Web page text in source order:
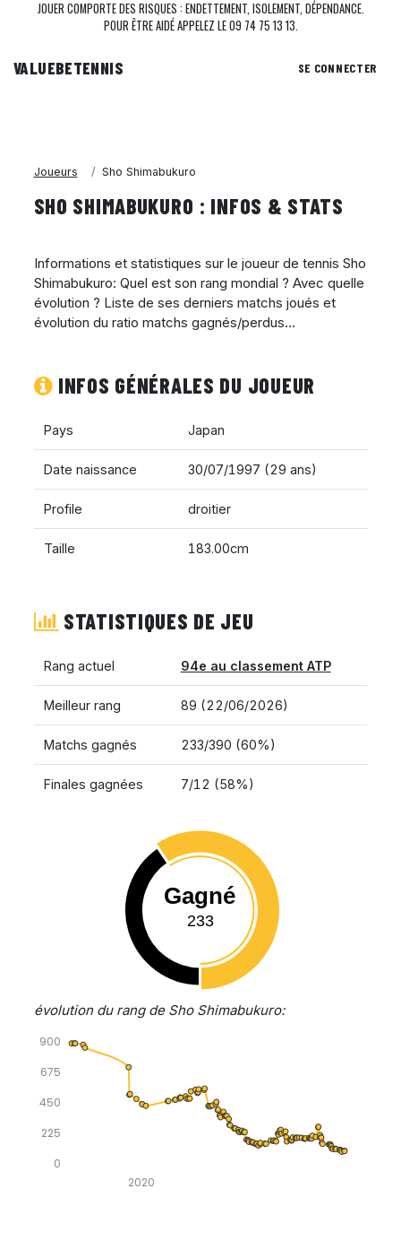
JOUER COMPORTE DES RISQUES : ENDETTEMENT, ISOLEMENT, DÉPENDANCE.
POUR ÊTRE AIDÉ APPELEZ LE 09 74 75 13 13.
VALUEBETENNIS SE CONNECTER
Joueurs Sho Shimabukuro
SHO SHIMABUKURO : INFOS & STATS
Informations et statistiques sur le joueur de tennis Sho
Shimabukuro: Quel est son rang mondial ? Avec quelle
évolution ? Liste de ses derniers matchs joués et
évolution du ratio matchs gagnés/perdus...
INFOS GÉNÉRALES DU JOUEUR
Pays Japan
Date naissance 30/07/1997 (29 ans)
Profile droitier
Taille 183.00cm
STATISTIQUES DE JEU
Rang actuel 94e au classement ATP
Meilleur rang 89 (22/06/2026)
Matchs gagnés 233/390 (60%)
Finales gagnées 7/12 (58%)
Gagné
233
évolution du rang de Sho Shimabukuro:
0
225
450
675
900
2020